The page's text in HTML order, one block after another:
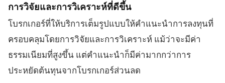
การวิจัยและการวิเคราะห์ที่ดีขึ้น
โบรกเกอร์ที่ให้บริการเต็มรูปแบบให้คำแนะนำการลงทุนที่
ครอบคลุมโดยการวิจัยและการวิเคราะห์ แม้ว่าจะมีค่า
ธรรมเนียมที่สูงขึ้น แต่คำแนะนำก็มีค่ามากกว่าการ
ประหยัดต้นทุนจากโบรกเกอร์ส่วนลด